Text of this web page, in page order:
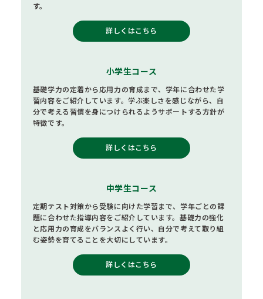
す。
詳しくはこちら
小学生コース
基礎学力の定着から応用力の育成まで、学年に合わせた学
習内容をご紹介しています。学ぶ楽しさを感じながら、自
分で考える習慣を身につけられるようサポートする方針が
特徴です。
詳しくはこちら
中学生コース
定期テスト対策から受験に向けた学習まで、学年ごとの課
題に合わせた指導内容をご紹介しています。基礎力の強化
と応用力の育成をバランスよく行い、自分で考えて取り組
む姿勢を育てることを大切にしています。
詳しくはこちら